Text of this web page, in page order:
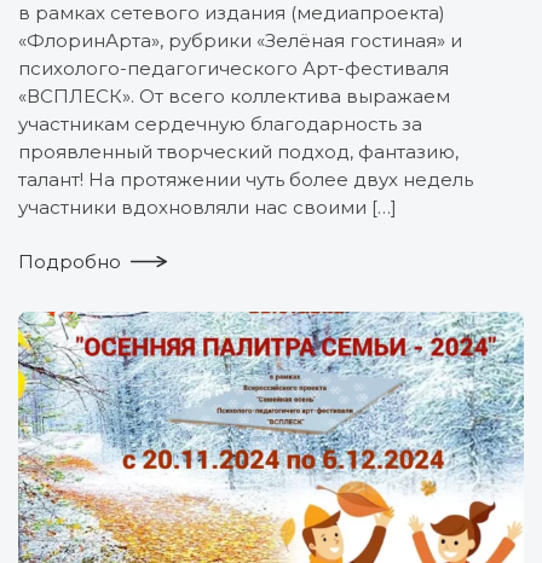
в рамках сетевого издания (медиапроекта)
«ФлоринАрта», рубрики «Зелёная гостиная» и
психолого-педагогического Арт-фестиваля
«ВСПЛЕСК». От всего коллектива выражаем
участникам сердечную благодарность за
проявленный творческий подход, фантазию,
талант! На протяжении чуть более двух недель
участники вдохновляли нас своими […]
Подробно